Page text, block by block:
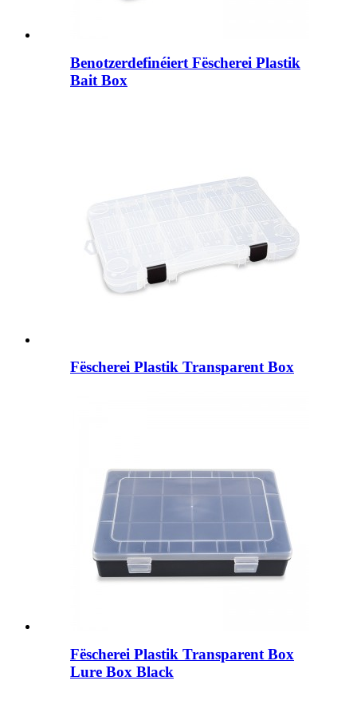
Benotzerdefinéiert Fëscherei Plastik
Bait Box
Fëscherei Plastik Transparent Box
Fëscherei Plastik Transparent Box
Lure Box Black